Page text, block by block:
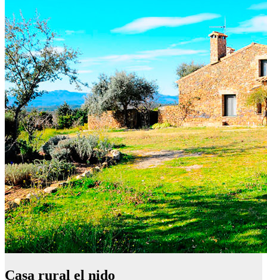
Casa rural el nido